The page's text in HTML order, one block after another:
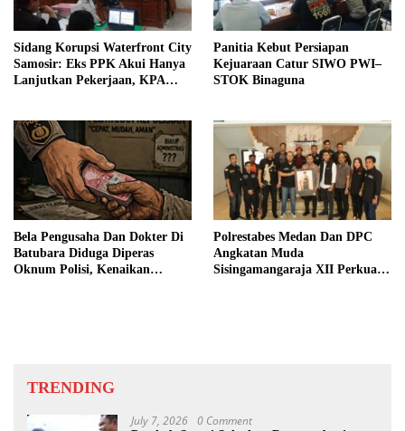
Sidang Korupsi Waterfront City
Samosir: Eks PPK Akui Hanya
Lanjutkan Pekerjaan, KPA
Panitia Kebut Persiapan
Kejuaraan Catur SIWO PWI–
STOK Binaguna
Bela Pengusaha Dan Dokter Di
Batubara Diduga Diperas
Oknum Polisi, Kenaikan
Polrestabes Medan Dan DPC
Angkatan Muda
Sisingamangaraja XII Perkuat
TRENDING
July 7, 2026 0 Comment